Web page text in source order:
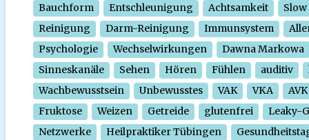
Bauchform
Entschleunigung Achtsamkeit
Slow
Reinigung
Darm-Reinigung Immunsystem
Psychologie
Wechselwirkungen
Dawna Markowa
Sinneskanäle
Sehen Hören Fühlen auditiv
Wachbewusstsein
Unbewusstes VAK VKA
AVK
Fruktose
Weizen Getreide glutenfrei
Leaky-
Netzwerke
Heilpraktiker Tübingen